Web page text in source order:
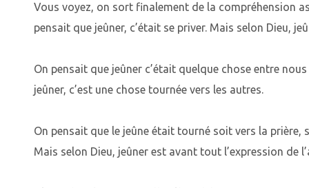
Vous voyez, on sort finalement de la compréhension
pensait que jeûner, c’était se priver. Mais selon Dieu,
On pensait que jeûner c’était quelque chose entre
jeûner, c’est une chose tournée vers les autres.
On pensait que le jeûne était tourné soit vers la prière,
Mais selon Dieu, jeûner est avant tout l’expression de